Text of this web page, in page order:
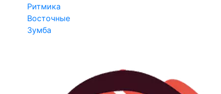
Ритмика
Восточные
Зумба